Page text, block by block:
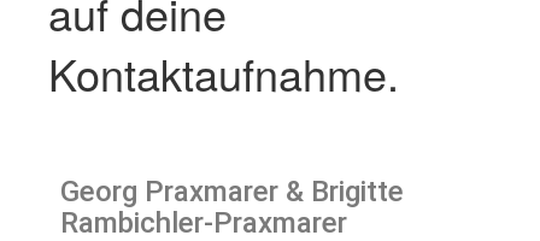
auf deine
Kontaktaufnahme.
Georg Praxmarer & Brigitte
Rambichler-Praxmarer